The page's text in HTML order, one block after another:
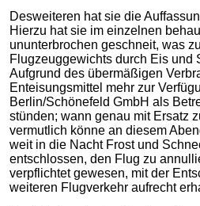
Desweiteren hat sie die
Hierzu hat sie im einzelnen
ununterbrochen geschneit, was
Flugzeuggewichts durch Eis und
Aufgrund des übermäßigen
Enteisungsmittel mehr zur
Berlin/Schönefeld GmbH als
stünden; wann genau mit Ersatz
vermutlich könne an diesem
weit in die Nacht Frost und
entschlossen, den Flug zu
verpflichtet gewesen, mit der
weiteren Flugverkehr aufrecht